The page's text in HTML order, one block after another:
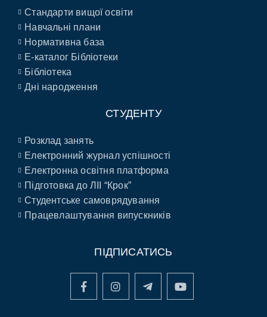
Стандарти вищої освіти
Навчальні плани
Нормативна база
E-каталог Бібліотеки
Бібліотека
Дні народження
СТУДЕНТУ
Розклад занять
Електронний журнал успішності
Електронна освітня платформа
Підготовка до ЛІІ “Крок”
Студентське самоврядування
Працевлаштування випускників
ПІДПИСАТИСЬ